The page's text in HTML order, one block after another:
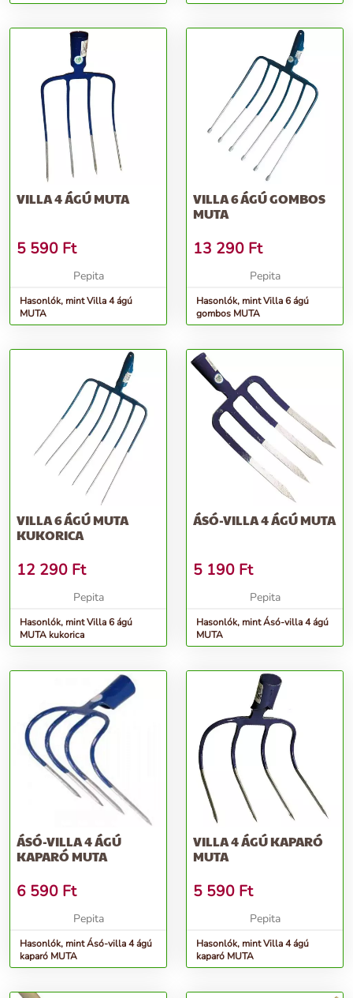
VILLA 4 ÁGÚ MUTA
5 590 Ft
Pepita
Hasonlók, mint Villa 4 ágú
MUTA
VILLA 6 ÁGÚ GOMBOS
MUTA
13 290 Ft
Pepita
Hasonlók, mint Villa 6 ágú
gombos MUTA
VILLA 6 ÁGÚ MUTA
KUKORICA
12 290 Ft
Pepita
Hasonlók, mint Villa 6 ágú
MUTA kukorica
ÁSÓ-VILLA 4 ÁGÚ MUTA
5 190 Ft
Pepita
Hasonlók, mint Ásó-villa 4 ágú
MUTA
ÁSÓ-VILLA 4 ÁGÚ
KAPARÓ MUTA
6 590 Ft
Pepita
Hasonlók, mint Ásó-villa 4 ágú
kaparó MUTA
VILLA 4 ÁGÚ KAPARÓ
MUTA
5 590 Ft
Pepita
Hasonlók, mint Villa 4 ágú
kaparó MUTA